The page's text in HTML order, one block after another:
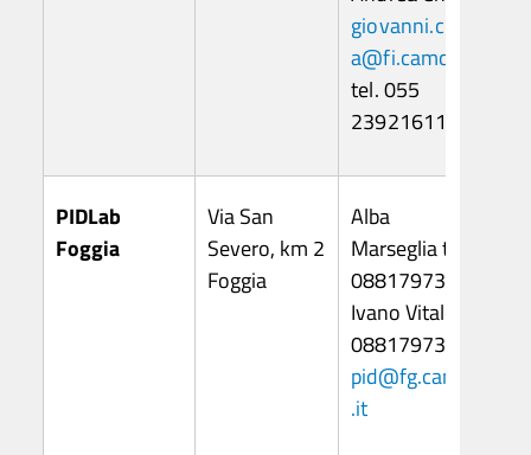
giovanni.chiapp
a@fi.camcom.it
tel. 055
23921611
PIDLab
Foggia
Via San
Severo, km 2
Foggia
Alba
Marseglia tel.
0881797302
Ivano Vitale tel.
0881797352
pid@fg.camcom
.it